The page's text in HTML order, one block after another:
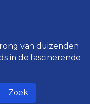
van duizenden
in de fascinerende
Zoek